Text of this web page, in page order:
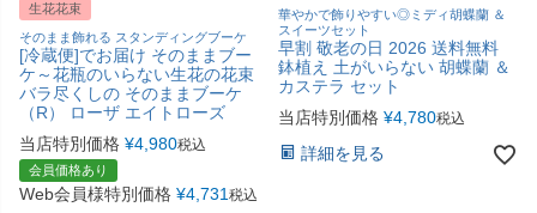
生花花束
そのまま飾れる スタンディングブーケ
[冷蔵便]でお届け そのままブー
ケ～花瓶のいらない生花の花束
バラ尽くしの そのままブーケ
（R） ローザ エイトローズ
当店特別価格 ¥4,980税込
会員価格あり
Web会員様特別価格 ¥4,731 税込
華やかで飾りやすい◎ミディ胡蝶蘭 ＆
スイーツセット
早割 敬老の日 2026 送料無料
鉢植え 土がいらない 胡蝶蘭 ＆
カステラ セット
当店特別価格 ¥4,780税込
詳細を見る